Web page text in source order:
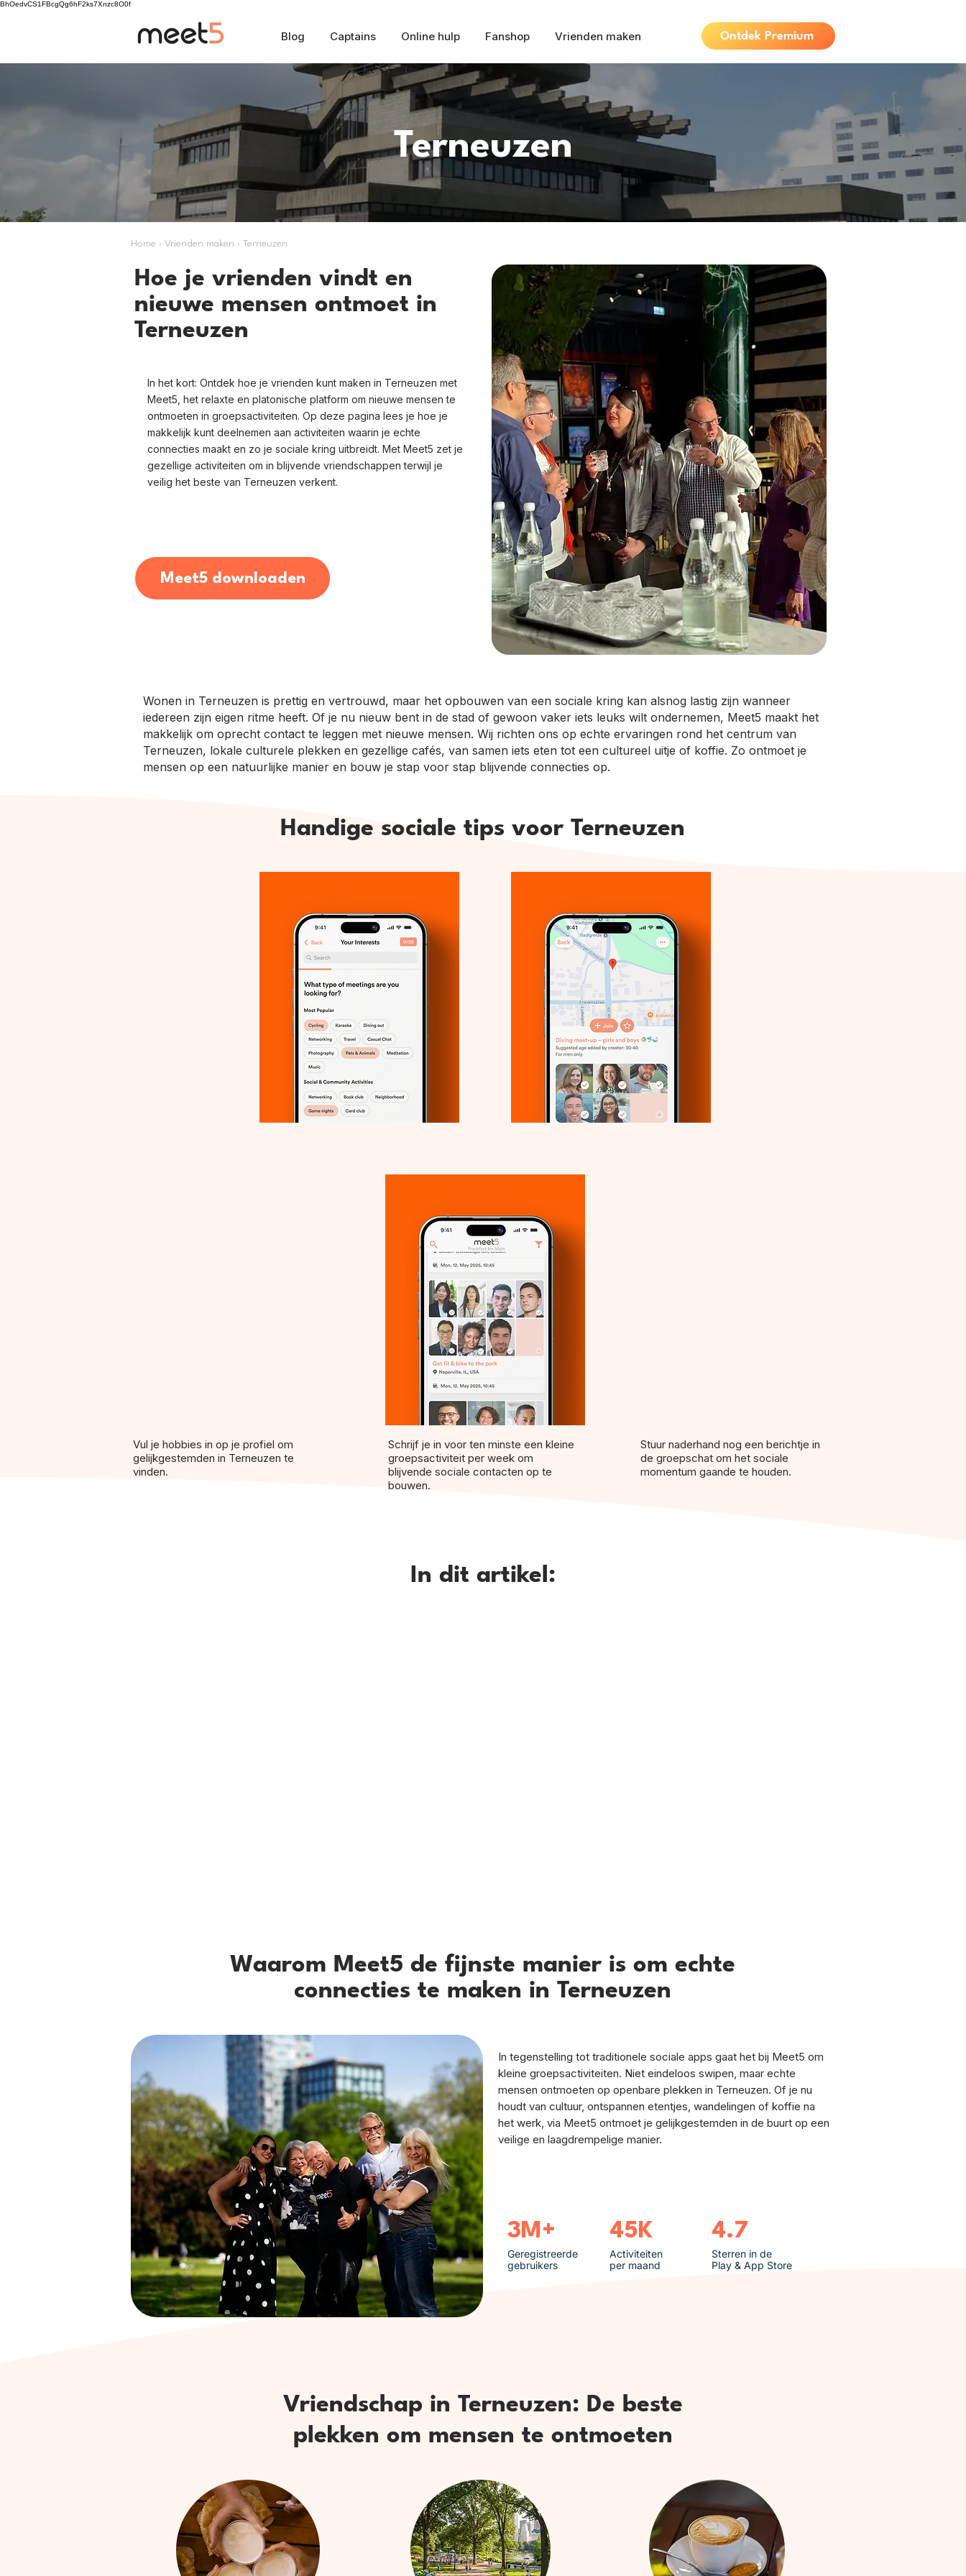
BhOedvCS1FBcgQg6hF2ks7Xnzc8O0f
Blog Captains Online hulp Fanshop Vrienden maken Ontdek Premium
Terneuzen
Home › Vrienden maken › Terneuzen
Hoe je vrienden vindt en
nieuwe mensen ontmoet in
Terneuzen
In het kort: Ontdek hoe je vrienden kunt maken in Terneuzen met
Meet5, het relaxte en platonische platform om nieuwe mensen te
ontmoeten in groepsactiviteiten. Op deze pagina lees je hoe je
makkelijk kunt deelnemen aan activiteiten waarin je echte
connecties maakt en zo je sociale kring uitbreidt. Met Meet5 zet je
gezellige activiteiten om in blijvende vriendschappen terwijl je
veilig het beste van Terneuzen verkent.
Meet5 downloaden
Wonen in Terneuzen is prettig en vertrouwd, maar het opbouwen van een sociale kring kan alsnog lastig zijn wanneer
iedereen zijn eigen ritme heeft. Of je nu nieuw bent in de stad of gewoon vaker iets leuks wilt ondernemen, Meet5 maakt het
makkelijk om oprecht contact te leggen met nieuwe mensen. Wij richten ons op echte ervaringen rond het centrum van
Terneuzen, lokale culturele plekken en gezellige cafés, van samen iets eten tot een cultureel uitje of koffie. Zo ontmoet je
mensen op een natuurlijke manier en bouw je stap voor stap blijvende connecties op.
Handige sociale tips voor Terneuzen
Vul je hobbies in op je profiel om
gelijkgestemden in Terneuzen te
vinden.
Schrijf je in voor ten minste een kleine
groepsactiviteit per week om
blijvende sociale contacten op te
bouwen.
Stuur naderhand nog een berichtje in
de groepschat om het sociale
momentum gaande te houden.
In dit artikel:
Waarom Meet5 de fijnste manier is om echte
connecties te maken in Terneuzen
In tegenstelling tot traditionele sociale apps gaat het bij Meet5 om
kleine groepsactiviteiten. Niet eindeloos swipen, maar echte
mensen ontmoeten op openbare plekken in Terneuzen. Of je nu
houdt van cultuur, ontspannen etentjes, wandelingen of koffie na
het werk, via Meet5 ontmoet je gelijkgestemden in de buurt op een
veilige en laagdrempelige manier.
3M+
Geregistreerde
gebruikers
45K
Activiteiten
per maand
4.7
Sterren in de
Play & App Store
Vriendschap in Terneuzen: De beste
plekken om mensen te ontmoeten